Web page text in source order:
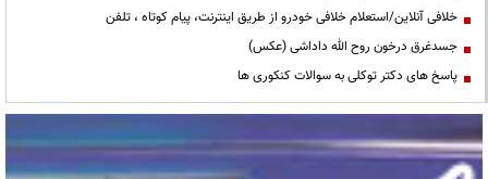
خلافی آنلاین/استعلام خلافی خودرو از طریق اینترنت، پیام کوتاه ، تلفن
جسدغرق درخون روح الله داداشی (عکس)
پاسخ های دکتر توکلی به سوالات کنکوری ها